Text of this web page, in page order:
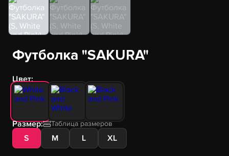
Футболка "SAKURA"
Цвет:
Размер: Таблица размеров
S M L XL